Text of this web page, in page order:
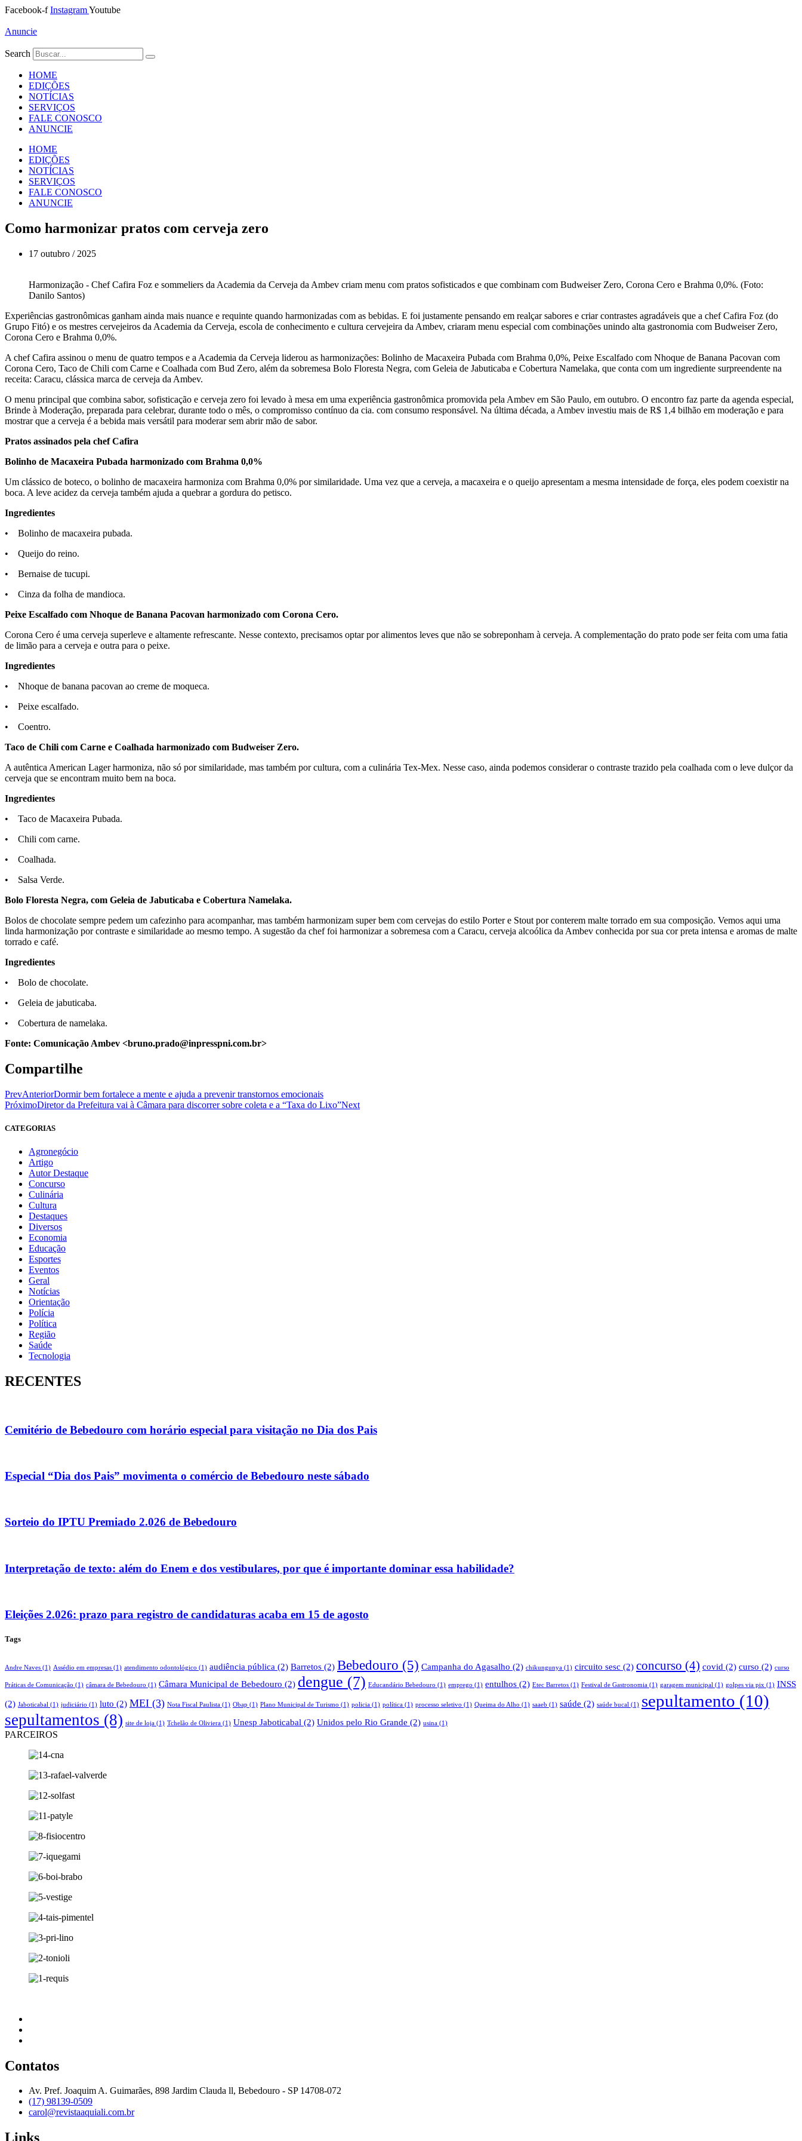
Ir
o
Facebook-f InstagramYoutube
Anuncie
Search
HOME
EDIÇÕES
NOTÍCIAS
SERVIÇOS
FALE CONOSCO
ANUNCIE
HOME
EDIÇÕES
NOTÍCIAS
SERVIÇOS
FALE CONOSCO
ANUNCIE
Como harmonizar pratos com cerveja zero
17 outubro / 2025
Harmonização - Chef Cafira Foz e sommeliers da Academia da Cerveja da Ambev criam menu com pratos sofisticados e que combinam com Budweiser Zero, Corona Cero e Brahma 0,0%. (Foto:
Danilo Santos)
Experiências gastronômicas ganham ainda mais nuance e requinte quando harmonizadas com as bebidas. E foi justamente pensando em realçar sabores e criar contrastes agradáveis que a chef Cafira Foz (do
Grupo Fitó) e os mestres cervejeiros da Academia da Cerveja, escola de conhecimento e cultura cervejeira da Ambev, criaram menu especial com combinações unindo alta gastronomia com Budweiser Zero,
Corona Cero e Brahma 0,0%.
A chef Cafira assinou o menu de quatro tempos e a Academia da Cerveja liderou as harmonizações: Bolinho de Macaxeira Pubada com Brahma 0,0%, Peixe Escalfado com Nhoque de Banana Pacovan com
Corona Cero, Taco de Chili com Carne e Coalhada com Bud Zero, além da sobremesa Bolo Floresta Negra, com Geleia de Jabuticaba e Cobertura Namelaka, que conta com um ingrediente surpreendente na
receita: Caracu, clássica marca de cerveja da Ambev.
O menu principal que combina sabor, sofisticação e cerveja zero foi levado à mesa em uma experiência gastronômica promovida pela Ambev em São Paulo, em outubro. O encontro faz parte da agenda especial,
Brinde à Moderação, preparada para celebrar, durante todo o mês, o compromisso contínuo da cia. com consumo responsável. Na última década, a Ambev investiu mais de R$ 1,4 bilhão em moderação e para
mostrar que a cerveja é a bebida mais versátil para moderar sem abrir mão de sabor.
Pratos assinados pela chef Cafira
Bolinho de Macaxeira Pubada harmonizado com Brahma 0,0%
Um clássico de boteco, o bolinho de macaxeira harmoniza com Brahma 0,0% por similaridade. Uma vez que a cerveja, a macaxeira e o queijo apresentam a mesma intensidade de força, eles podem coexistir na
boca. A leve acidez da cerveja também ajuda a quebrar a gordura do petisco.
Ingredientes
• Bolinho de macaxeira pubada.
• Queijo do reino.
• Bernaise de tucupi.
• Cinza da folha de mandioca.
Peixe Escalfado com Nhoque de Banana Pacovan harmonizado com Corona Cero.
Corona Cero é uma cerveja superleve e altamente refrescante. Nesse contexto, precisamos optar por alimentos leves que não se sobreponham à cerveja. A complementação do prato pode ser feita com uma fatia
de limão para a cerveja e outra para o peixe.
Ingredientes
• Nhoque de banana pacovan ao creme de moqueca.
• Peixe escalfado.
• Coentro.
Taco de Chili com Carne e Coalhada harmonizado com Budweiser Zero.
A autêntica American Lager harmoniza, não só por similaridade, mas também por cultura, com a culinária Tex-Mex. Nesse caso, ainda podemos considerar o contraste trazido pela coalhada com o leve dulçor da
cerveja que se encontram muito bem na boca.
Ingredientes
• Taco de Macaxeira Pubada.
• Chili com carne.
• Coalhada.
• Salsa Verde.
Bolo Floresta Negra, com Geleia de Jabuticaba e Cobertura Namelaka.
Bolos de chocolate sempre pedem um cafezinho para acompanhar, mas também harmonizam super bem com cervejas do estilo Porter e Stout por conterem malte torrado em sua composição. Vemos aqui uma
linda harmonização por contraste e similaridade ao mesmo tempo. A sugestão da chef foi harmonizar a sobremesa com a Caracu, cerveja alcoólica da Ambev conhecida por sua cor preta intensa e aromas de malte
torrado e café.
Ingredientes
• Bolo de chocolate.
• Geleia de jabuticaba.
• Cobertura de namelaka.
Fonte: Comunicação Ambev <bruno.prado@inpresspni.com.br>
Compartilhe
PrevAnteriorDormir bem fortalece a mente e ajuda a prevenir transtornos emocionais
PróximoDiretor da Prefeitura vai à Câmara para discorrer sobre coleta e a “Taxa do Lixo”Next
CATEGORIAS
Agronegócio
Artigo
Autor Destaque
Concurso
Culinária
Cultura
Destaques
Diversos
Economia
Educação
Esportes
Eventos
Geral
Notícias
Orientação
Polícia
Política
Região
Saúde
Tecnologia
RECENTES
Cemitério de Bebedouro com horário especial para visitação no Dia dos Pais
Especial “Dia dos Pais” movimenta o comércio de Bebedouro neste sábado
Sorteio do IPTU Premiado 2.026 de Bebedouro
Interpretação de texto: além do Enem e dos vestibulares, por que é importante dominar essa habilidade?
Eleições 2.026: prazo para registro de candidaturas acaba em 15 de agosto
Tags
Andre Naves (1) Assédio em empresas (1) atendimento odontológico (1) audiência pública (2) Barretos (2) Bebedouro (5) Campanha do Agasalho (2) chikungunya (1) circuito sesc (2) concurso (4) covid (2) curso (2) curso
Práticas de Comunicação (1) câmara de Bebedouro (1) Câmara Municipal de Bebedouro (2) dengue (7) Educandário Bebedouro (1) emprego (1) entulhos (2) Etec Barretos (1) Festival de Gastronomia (1) garagem municipal (1) golpes via pix (1) INSS
(2) Jaboticabal (1) judiciário (1) luto (2) MEI (3) Nota Fiscal Paulista (1) Obap (1) Plano Municipal de Turismo (1) policia (1) política (1) processo seletivo (1) Queima do Alho (1) saaeb (1) saúde (2) saúde bucal (1) sepultamento (10)
sepultamentos (8) site de loja (1) Tchelão de Oliviera (1) Unesp Jaboticabal (2) Unidos pelo Rio Grande (2) usina (1)
PARCEIROS
Contatos
Av. Pref. Joaquim A. Guimarães, 898 Jardim Clauda ll, Bebedouro - SP 14708-072
(17) 98139-0509
carol@revistaaquiali.com.br
Links